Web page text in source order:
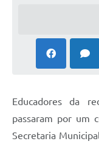
Educadores da
passaram por um
Secretaria